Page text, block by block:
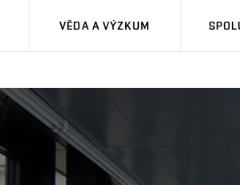
VĚDA A VÝZKUM